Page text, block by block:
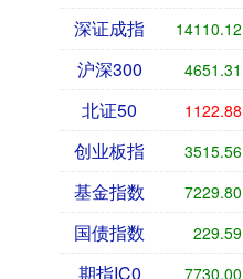
深证成指 14110.12
沪深300 4651.31
北证50 1122.88
创业板指 3515.56
基金指数 7229.80
国债指数 229.59
期指IC0 7730.00